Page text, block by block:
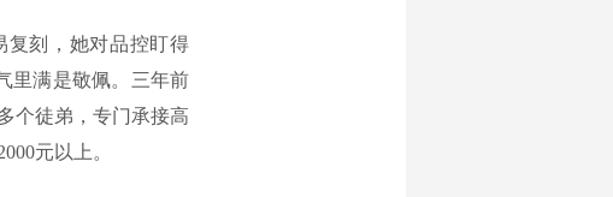
刻，她对品控盯得
里满是敬佩。三年前
个徒弟，专门承接高
元以上。